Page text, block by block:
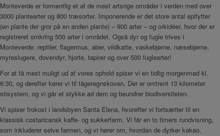
Monteverde er formentlig et af de mest artsrige områder i verden med over
3000 plantearter og 800 træsorter. Imponerende er det store antal epifytter
(en plante der gror på en anden plante) – 900 arter – og orkidéer, hvor der er
registreret omkring 500 arter i området. Også dyr og fugle trives i
Monteverde: reptiler, flagermus, aber, vildkatte, vaskebjørne, næsebjørne,
myreslugere, dovendyr, hjorte, tapirer og over 500 fuglearter!
For at få mest muligt ud af vores ophold spiser vi en tidlig morgenmad kl.
6:30, og derefter kører vi til tågeregnskoven. Der er omtrent 13 kilometer
stisystem, og vi går et stykke ad dem og beundrer biodiversiteten.
Vi spiser frokost i landsbyen Santa Elena, hvorefter vi fortsætter til en
klassisk costaricansk kaffe- og sukkerfarm. Vi får en to timers rundvisning,
som inkluderer selve farmen, og vi hører om, hvordan de dyrker kakao,